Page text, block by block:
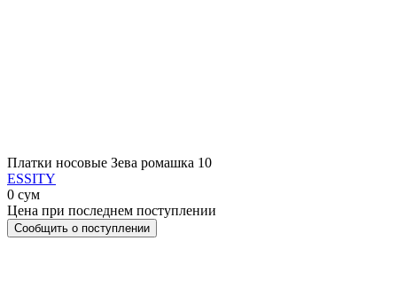
Платки носовые Зева ромашка 10
ESSITY
0 сум
Цена при последнем поступлении
Сообщить о поступлении